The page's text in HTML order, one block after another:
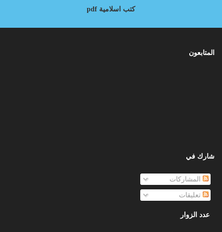
كتب اسلامية pdf
المتابعون
شارك في
المشاركات
تعليقات
عدد الزوار